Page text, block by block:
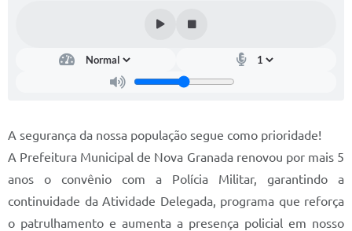
Memorial de Nova Granada
Formulários
A segurança da nossa população segue como prioridade!
A Prefeitura Municipal de Nova Granada renovou por mais 5
anos o convênio com a Polícia Militar, garantindo a
continuidade da Atividade Delegada, programa que reforça
o patrulhamento e aumenta a presença policial em nosso